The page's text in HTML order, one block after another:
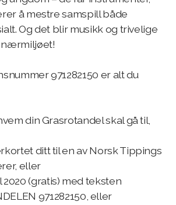
å mestre samspill både
Og det blir musikk og trivelige
971282150 er alt du
din Grasrotandel skal gå til,
ditt til en av Norsk Tippings
eller
2020 (gratis) med teksten
971282150, eller